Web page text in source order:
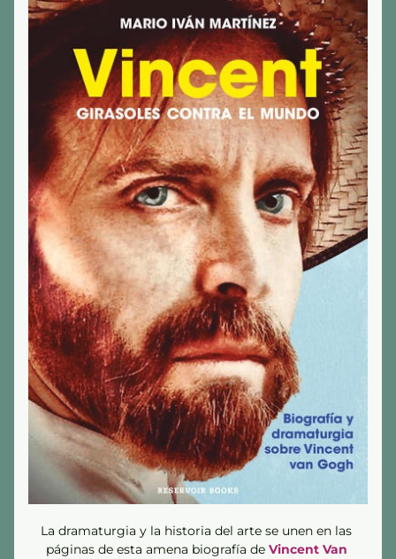
La dramaturgia y la historia del arte se unen en las
páginas de esta amena biografía de Vincent Van